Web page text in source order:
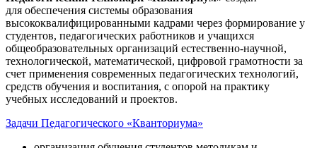
для обеспечения системы образования
высококвалифицированными кадрами через формирование у
студентов, педагогических работников и учащихся
общеобразовательных организаций естественно-научной,
технологической, математической, цифровой грамотности за
счет применения современных педагогических технологий,
средств обучения и воспитания, с опорой на практику
учебных исследований и проектов.
Задачи Педагогического «Кванториума»